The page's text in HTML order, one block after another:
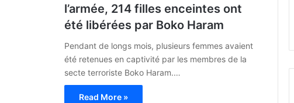
l’armée, 214 filles enceintes ont
été libérées par Boko Haram
Pendant de longs mois, plusieurs femmes avaient
été retenues en captivité par les membres de la
secte terroriste Boko Haram.…
Read More »